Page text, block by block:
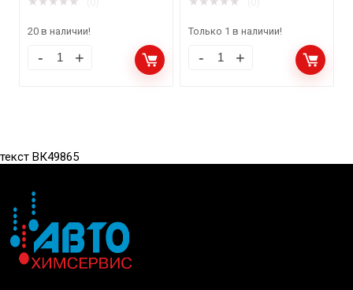
20 в наличии! Только 1 в наличии!
текст ВК49865